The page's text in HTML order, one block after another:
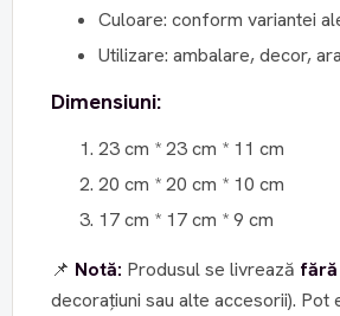
Culoare: conform variantei
Utilizare: ambalare, decor,
Dimensiuni:
23 cm * 23 cm * 11 cm
20 cm * 20 cm * 10 cm
17 cm * 17 cm * 9 cm
📌 Notă: Produsul se livrează
decorațiuni sau alte accesorii). Pot